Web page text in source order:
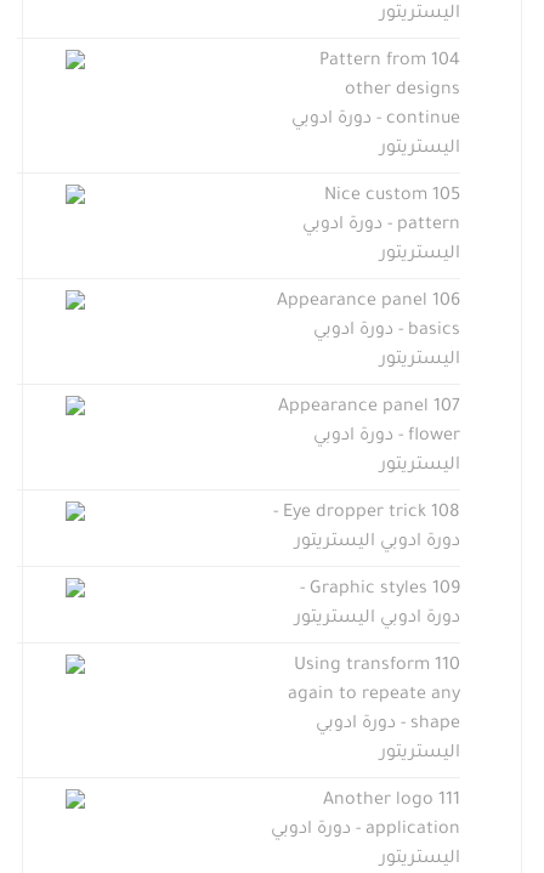
اليستريتور
104 Pattern from
other designs
continue - دورة ادوبي
اليستريتور
105 Nice custom
pattern - دورة ادوبي
اليستريتور
106 Appearance panel
basics - دورة ادوبي
اليستريتور
107 Appearance panel
flower - دورة ادوبي
اليستريتور
108 Eye dropper trick -
دورة ادوبي اليستريتور
109 Graphic styles -
دورة ادوبي اليستريتور
110 Using transform
again to repeate any
shape - دورة ادوبي
اليستريتور
111 Another logo
application - دورة ادوبي
اليستريتور